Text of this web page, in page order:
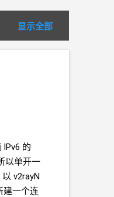
显示全部
IPv6 的
以单开一
v2rayN
建一个连